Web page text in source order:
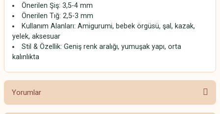
Önerilen Şiş: 3,5-4 mm
Önerilen Tığ: 2,5-3 mm
Kullanım Alanları: Amigurumi, bebek örgüsü, şal, kazak,
yelek, aksesuar
Stil & Özellik: Geniş renk aralığı, yumuşak yapı, orta
kalınlıkta
Yorumlar